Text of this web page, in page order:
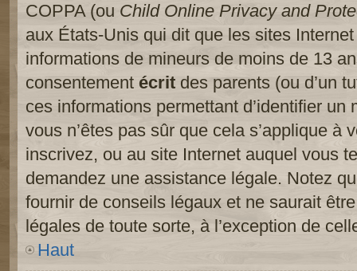
COPPA (ou Child Online Privacy and
aux États-Unis qui dit que les sites
informations de mineurs de moins de 13
consentement écrit des parents (ou d’un
ces informations permettant d’identifier
vous n’êtes pas sûr que cela s’applique à
inscrivez, ou au site Internet auquel vous
demandez une assistance légale. Notez
fournir de conseils légaux et ne saurait
légales de toute sorte, à l’exception de
Haut